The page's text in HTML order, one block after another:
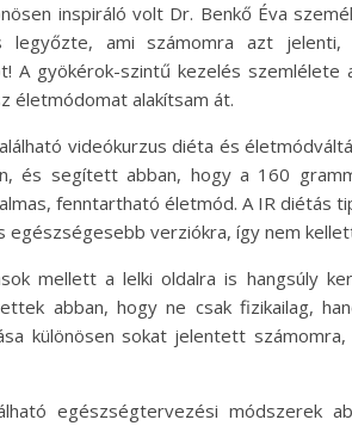
inspiráló volt Dr. Benkő Éva
legyőzte, ami számomra azt
A gyökérok-szintű kezelés
életmódomat alakítsam át.
videókurzus diéta és
és segített abban, hogy a 160
fenntartható életmód. A IR diétás
egészségesebb verziókra, így nem
mellett a lelki oldalra is hangsúly
abban, hogy ne csak fizikailag,
különösen sokat jelentett
egészségtervezési módszerek